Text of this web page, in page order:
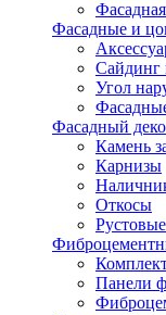
Фасадные и
Сайдинг
Угол
Фасадный
Камень
Карнизы
Откосы
Панели